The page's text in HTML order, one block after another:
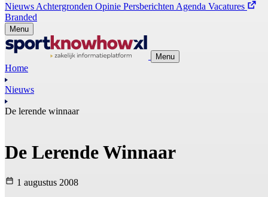
Nieuws Achtergronden Opinie Persberichten Agenda Vacatures
Branded
Menu
Menu
Home
Nieuws
De lerende winnaar
De Lerende Winnaar
1 augustus 2008